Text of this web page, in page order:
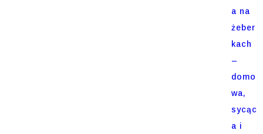
a na
żeber
kach
–
domo
wa,
sycąc
a i